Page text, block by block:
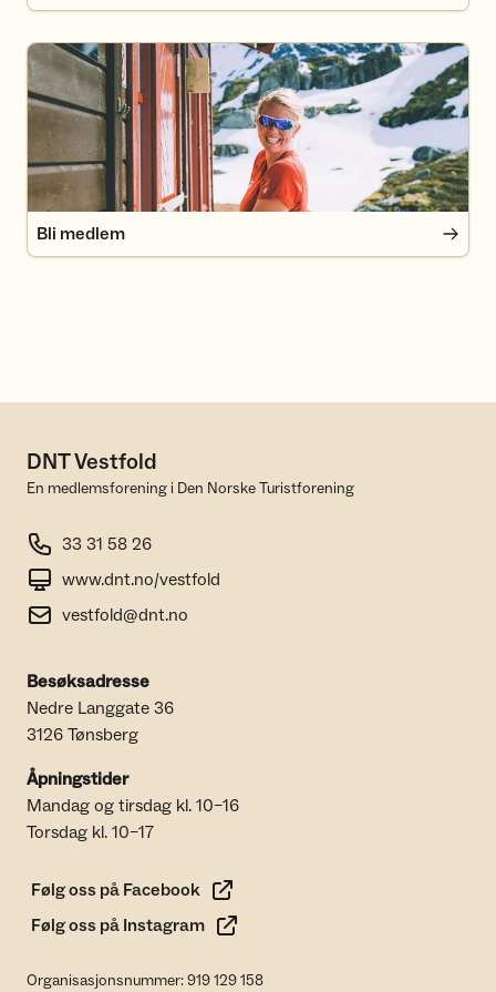
Bli medlem
Bli medlem
DNT Vestfold
En medlemsforening i Den Norske Turistforening
33 31 58 26
www.dnt.no/vestfold
vestfold@dnt.no
Besøksadresse
Nedre Langgate 36
3126 Tønsberg
Åpningstider
Mandag og tirsdag kl. 10–16
Torsdag kl. 10–17
Følg oss på Facebook
Følg oss på Instagram
Organisasjonsnummer: 919 129 158